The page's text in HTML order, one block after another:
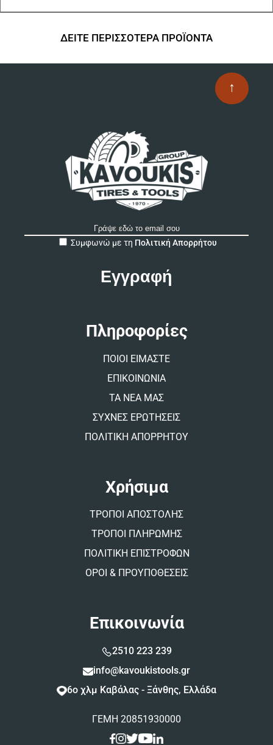
ΔΕΙΤΕ ΠΕΡΙΣΣΟΤΕΡΑ ΠΡΟΪΟΝΤΑ
↑
Συμφωνώ με τη Πολιτική Απορρήτου
Πληροφορίες
ΠΟΙΟΙ ΕΙΜΑΣΤΕ
ΕΠΙΚΟΙΝΩΝΙΑ
ΤΑ ΝΕΑ ΜΑΣ
ΣΥΧΝΕΣ ΕΡΩΤΗΣΕΙΣ
ΠΟΛΙΤΙΚΗ ΑΠΟΡΡΗΤΟΥ
Χρήσιμα
ΤΡΟΠΟΙ ΑΠΟΣΤΟΛΗΣ
ΤΡΟΠΟΙ ΠΛΗΡΩΜΗΣ
ΠΟΛΙΤΙΚΗ ΕΠΙΣΤΡΟΦΩΝ
ΟΡΟΙ & ΠΡΟΥΠΟΘΕΣΕΙΣ
Επικοινωνία
2510 223 239
info@kavoukistools.gr
6ο χλμ Καβάλας - Ξάνθης, Ελλάδα
ΓΕΜΗ 20851930000